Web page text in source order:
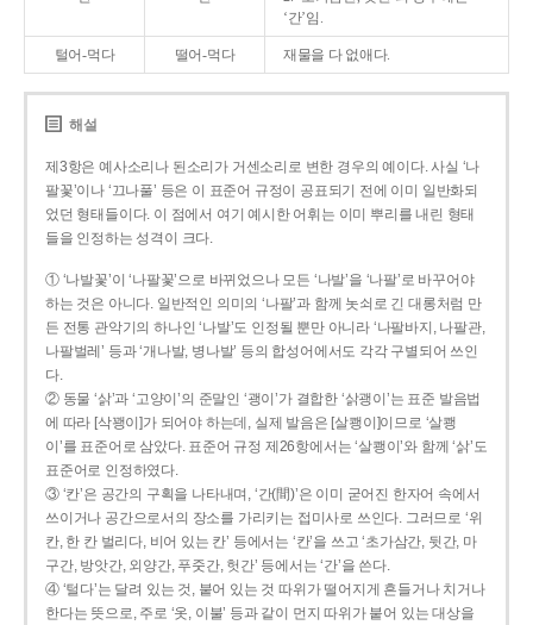
‘간’임.
털어-먹다 떨어-먹다 재물을 다 없애다.
해설
제3항은 예사소리나 된소리가 거센소리로 변한 경우의 예이다. 사실 ‘나
팔꽃’이나 ‘끄나풀’ 등은 이 표준어 규정이 공표되기 전에 이미 일반화되
었던 형태들이다. 이 점에서 여기 예시한 어휘는 이미 뿌리를 내린 형태
들을 인정하는 성격이 크다.
① ‘나발꽃’이 ‘나팔꽃’으로 바뀌었으나 모든 ‘나발’을 ‘나팔’로 바꾸어야
하는 것은 아니다. 일반적인 의미의 ‘나팔’과 함께 놋쇠로 긴 대롱처럼 만
든 전통 관악기의 하나인 ‘나발’도 인정될 뿐만 아니라 ‘나팔바지, 나팔관,
나팔벌레’ 등과 ‘개나발, 병나발’ 등의 합성어에서도 각각 구별되어 쓰인
다.
② 동물 ‘삵’과 ‘고양이’의 준말인 ‘괭이’가 결합한 ‘삵괭이’는 표준 발음법
에 따라 [삭꽹이]가 되어야 하는데, 실제 발음은 [살쾡이]이므로 ‘살쾡
이’를 표준어로 삼았다. 표준어 규정 제26항에서는 ‘살쾡이’와 함께 ‘삵’도
표준어로 인정하였다.
③ ‘칸’은 공간의 구획을 나타내며, ‘간(間)’은 이미 굳어진 한자어 속에서
쓰이거나 공간으로서의 장소를 가리키는 접미사로 쓰인다. 그러므로 ‘위
칸, 한 칸 벌리다, 비어 있는 칸’ 등에서는 ‘칸’을 쓰고 ‘초가삼간, 뒷간, 마
구간, 방앗간, 외양간, 푸줏간, 헛간’ 등에서는 ‘간’을 쓴다.
④ ‘털다’는 달려 있는 것, 붙어 있는 것 따위가 떨어지게 흔들거나 치거나
한다는 뜻으로, 주로 ‘옷, 이불’ 등과 같이 먼지 따위가 붙어 있는 대상을